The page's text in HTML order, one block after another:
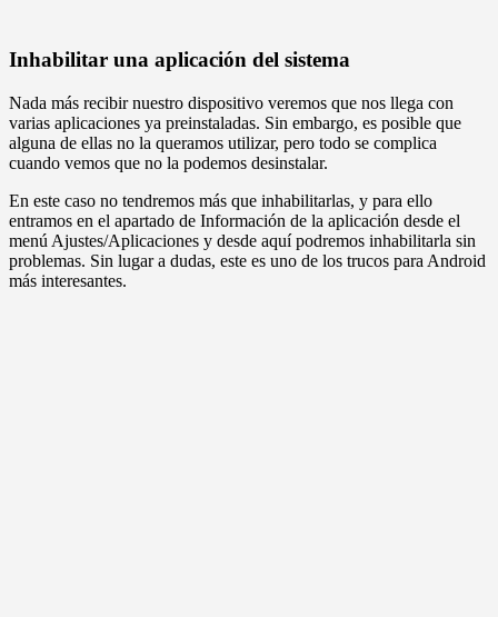
Inhabilitar una aplicación del sistema
Nada más recibir nuestro dispositivo veremos que nos llega con
varias aplicaciones ya preinstaladas. Sin embargo, es posible que
alguna de ellas no la queramos utilizar, pero todo se complica
cuando vemos que no la podemos desinstalar.
En este caso no tendremos más que inhabilitarlas, y para ello
entramos en el apartado de Información de la aplicación desde el
menú Ajustes/Aplicaciones y desde aquí podremos inhabilitarla sin
problemas. Sin lugar a dudas, este es uno de los trucos para Android
más interesantes.